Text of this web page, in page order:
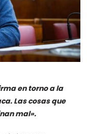
en torno a la
Las cosas que
mal».